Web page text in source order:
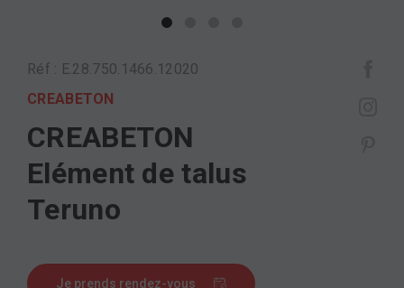
Réf : E.28.750.1466.12020
CREABETON
CREABETON
Elément de talus
Teruno
Je prends rendez-vous